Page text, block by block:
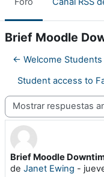
Brief Moodle
← Welcome Students
Student access to
Mostrar modo
Brief Moodle
de Janet Ewing -
Número de